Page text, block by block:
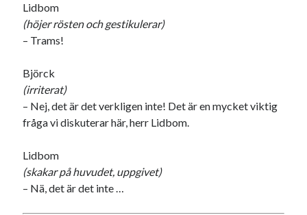
Lidbom
(höjer rösten och gestikulerar)
– Trams!
Björck
(irriterat)
– Nej, det är det verkligen inte! Det är en mycket viktig
fråga vi diskuterar här, herr Lidbom.
Lidbom
(skakar på huvudet, uppgivet)
– Nä, det är det inte …